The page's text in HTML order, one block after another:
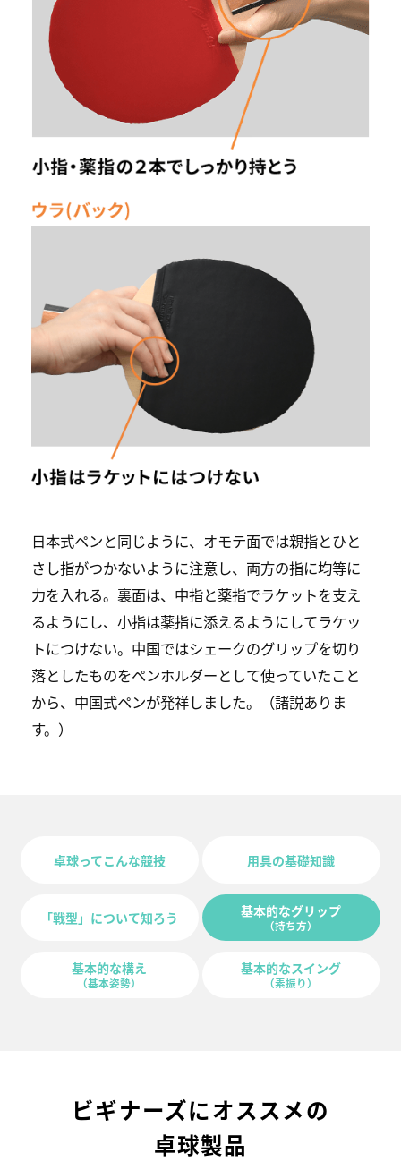
日本式ペンと同じように、オモテ面では親指とひと
さし指がつかないように注意し、両方の指に均等に
力を入れる。裏面は、中指と薬指でラケットを支え
るようにし、小指は薬指に添えるようにしてラケッ
トにつけない。中国ではシェークのグリップを切り
落としたものをペンホルダーとして使っていたこと
から、中国式ペンが発祥しました。（諸説ありま
す。）
卓球ってこんな競技 用具の基礎知識
「戦型」について知ろう 基本的なグリップ
（持ち方）
基本的な構え
（基本姿勢）
基本的なスイング
（素振り）
ビギナーズにオススメの
卓球製品